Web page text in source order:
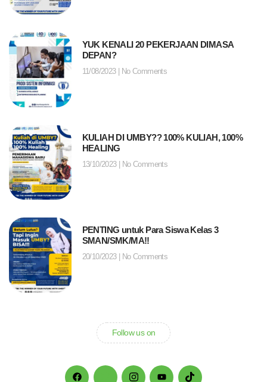
YUK KENALI 20 PEKERJAAN DIMASA
DEPAN?
11/08/2023 No Comments
KULIAH DI UMBY?? 100% KULIAH, 100%
HEALING
13/10/2023 No Comments
PENTING untuk Para Siswa Kelas 3
SMAN/SMK/MA!!
20/10/2023 No Comments
Follow us on